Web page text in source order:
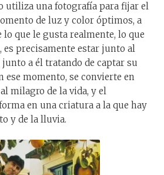
utiliza una fotografía para fijar el
de luz y color óptimos, a
lo que le gusta realmente, lo que
es precisamente estar junto al
a él tratando de captar su
ese momento, se convierte en
milagro de la vida, y el
en una criatura a la que hay
y de la lluvia.